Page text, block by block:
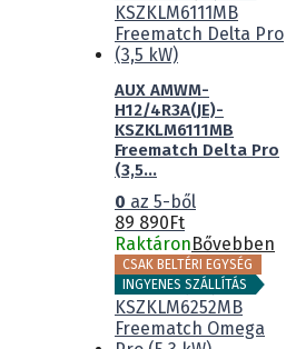
AUX AMWM-
H12/4R3A(JE)-
KSZKLM6111MB
Freematch Delta Pro
(3,5...
0 az 5-ből
89 890Ft
RaktáronBővebben
CSAK BELTÉRI EGYSÉG
INGYENES SZÁLLÍTÁS